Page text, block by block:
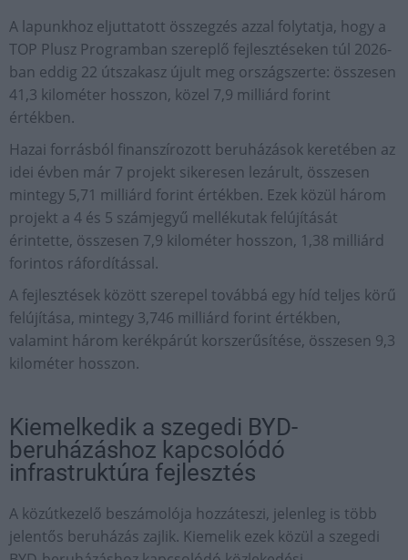
A lapunkhoz eljuttatott összegzés azzal folytatja, hogy a
TOP Plusz Programban szereplő fejlesztéseken túl 2026-
ban eddig 22 útszakasz újult meg országszerte: összesen
41,3 kilométer hosszon, közel 7,9 milliárd forint
értékben.
Hazai forrásból finanszírozott beruházások keretében az
idei évben már 7 projekt sikeresen lezárult, összesen
mintegy 5,71 milliárd forint értékben. Ezek közül három
projekt a 4 és 5 számjegyű mellékutak felújítását
érintette, összesen 7,9 kilométer hosszon, 1,38 milliárd
forintos ráfordítással.
A fejlesztések között szerepel továbbá egy híd teljes körű
felújítása, mintegy 3,746 milliárd forint értékben,
valamint három kerékpárút korszerűsítése, összesen 9,3
kilométer hosszon.
Kiemelkedik a szegedi BYD-
beruházáshoz kapcsolódó
infrastruktúra fejlesztés
A közútkezelő beszámolója hozzáteszi, jelenleg is több
jelentős beruházás zajlik. Kiemelik ezek közül a szegedi